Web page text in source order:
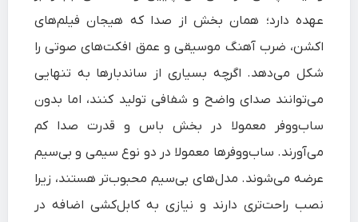
عهده دارد؛ همان بخش از صدا که هیجان فیلم‌های
اکشن، ضرب‌ آهنگ موسیقی و عمق افکت‌های صوتی را
شکل می‌دهد. اگرچه بسیاری از ساندبارها به‌ تنهایی
می‌توانند صدای واضح و شفافی تولید کنند، اما بدون
ساب‌ووفر معمولا در بخش باس و قدرت صدا کم
می‌آورند. ساب‌ووفرها معمولا در دو نوع سیمی و بی‌سیم
عرضه می‌شوند. مدل‌های بی‌سیم محبوب‌تر هستند، زیرا
نصب راحت‌تری دارند و نیازی به کابل‌کشی اضافه در